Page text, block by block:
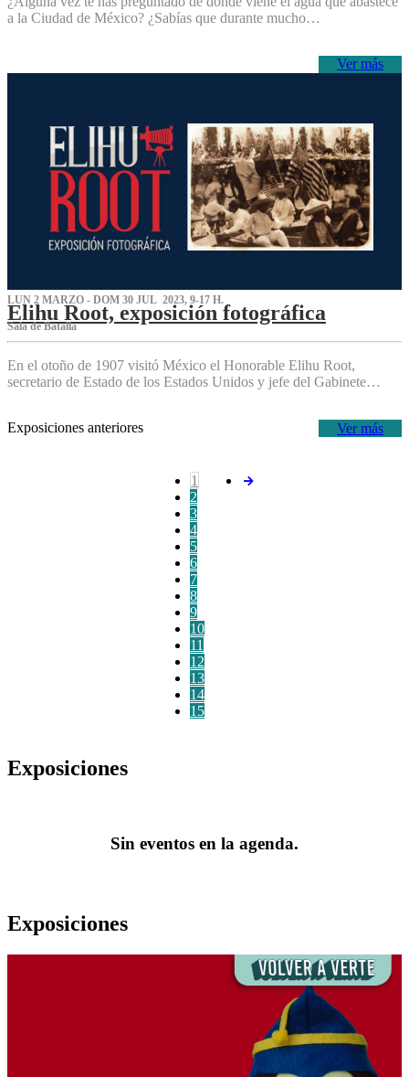
a la Ciudad de México? ¿Sabías que durante mucho…
Ver más
LUN 2 MARZO - DOM 30 JUL 2023, 9-17 H.
Elihu Root, exposición fotográfica
Sala de Batalla
En el otoño de 1907 visitó México el Honorable Elihu Root,
secretario de Estado de los Estados Unidos y jefe del Gabinete…
Ver más
Exposiciones anteriores
1
2
3
4
5
6
7
8
9
10
11
12
13
14
15
Exposiciones
Sin eventos en la agenda.
Exposiciones